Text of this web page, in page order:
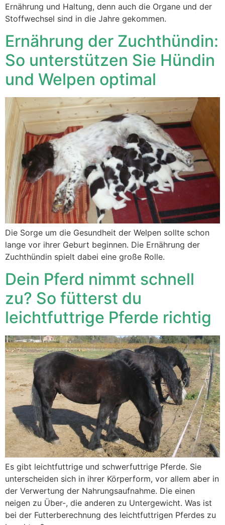
Ernährung und Haltung, denn auch die Organe und der
Stoffwechsel sind in die Jahre gekommen.
Ernährung der Zuchthündin:
So unterstützen Sie Hündin
und Welpen optimal
Die Sorge um die Gesundheit der Welpen sollte schon
lange vor ihrer Geburt beginnen. Die Ernährung der
Zuchthündin spielt dabei eine große Rolle.
Dein Pferd nimmt schnell
zu? So fütterst du
leichtfuttrige Pferde richtig
Es gibt leichtfuttrige und schwerfuttrige Pferde. Sie
unterscheiden sich in ihrer Körperform, vor allem aber in
der Verwertung der Nahrungsaufnahme. Die einen
neigen zu Über-, die anderen zu Untergewicht. Was ist
bei der Futterberechnung des leichtfuttrigen Pferdes zu